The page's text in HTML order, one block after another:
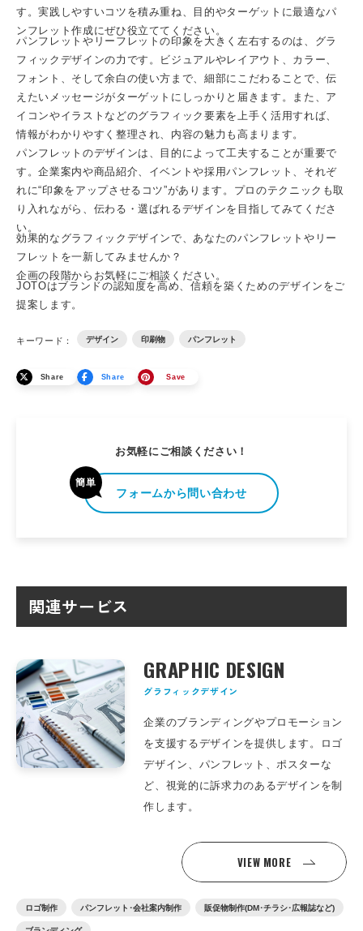
す。実践しやすいコツを積み重ね、目的やターゲットに最適なパ
ンフレット作成にぜひ役立ててください。
パンフレット やリーフレットの印象を大きく左右するのは、 グラ
フィックデザインの力です。ビジュアルやレイアウト、カラー、
フォント、そして余白の使い方まで、細部にこだわることで、伝
えたいメッセージがターゲットにしっかりと届きます。また、ア
イコンやイラストなどのグラフィック要素を上手く活用すれば、
情報がわかりやすく整理され、内容の魅力も高まります。
パンフレットのデザインは、目的によって工夫することが重要で
す。企業案内や商品紹介、イベントや採用パンフレット 、それぞ
れに“印象をアップさせるコツ”があります。プロのテクニックも取
り入れながら、伝わる・選ばれるデザインを目指してみてくださ
い。
効果的なグラフィックデザインで、あなたのパンフレット やリー
フレットを一新してみませんか？
企画の段階から お気軽にご相談ください。
JOTOはブランドの認知度を高め、信頼を築くためのデザインをご
提案します。
キーワード： デザイン 印刷物 パンフレット
Share Share Save
お気軽にご相談ください！
簡単
フォームから問い合わせ
関連サービス
GRAPHIC DESIGN
グラフィックデザイン
企業のブランディングやプロモーション
を支援するデザインを提供します。ロゴ
デザイン、パンフレット、ポスターな
ど、視覚的に訴求力のあるデザインを制
作します。
VIEW MORE
ロゴ制作 パンフレット･会社案内制作 販促物制作(DM･チラシ･広報誌など)